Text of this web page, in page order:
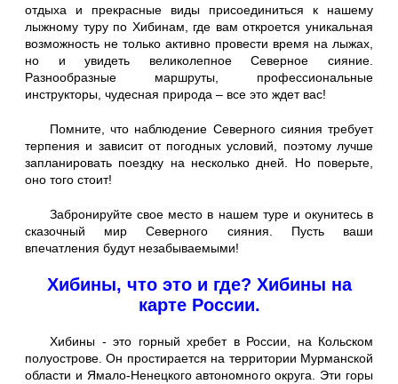
отдыха и прекрасные виды присоединиться к нашему
лыжному туру по Хибинам, где вам откроется уникальная
возможность не только активно провести время на лыжах,
но и увидеть великолепное Северное сияние.
Разнообразные маршруты, профессиональные
инструкторы, чудесная природа – все это ждет вас!
Помните, что наблюдение Северного сияния требует
терпения и зависит от погодных условий, поэтому лучше
запланировать поездку на несколько дней. Но поверьте,
оно того стоит!
Забронируйте свое место в нашем туре и окунитесь в
сказочный мир Северного сияния. Пусть ваши
впечатления будут незабываемыми!
Хибины, что это и где? Хибины на
карте России.
Хибины - это горный хребет в России, на Кольском
полуострове. Он простирается на территории Мурманской
области и Ямало-Ненецкого автономного округа. Эти горы